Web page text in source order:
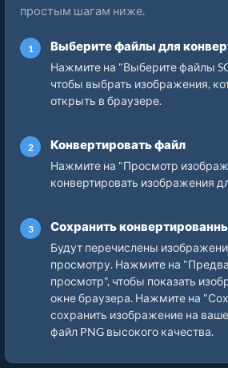
простым шагам ниже.
Выберите файлы для
Нажмите на "Выберите файлы
чтобы выбрать изображения,
открыть в браузере.
Конвертировать файл
Нажмите на "Просмотр
конвертировать изображения
Сохранить
Будут перечислены
просмотру. Нажмите на
просмотр", чтобы показать
окне браузера. Нажмите на
сохранить изображение на
файл PNG высокого качества.